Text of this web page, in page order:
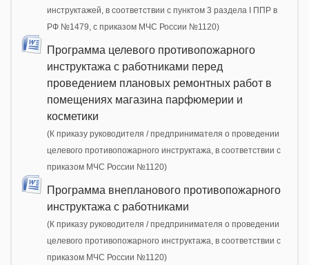
инструктажей, в соответствии с пунктом 3 раздела I ППР в
РФ №1479, с приказом МЧС России №1120)
Программа целевого противопожарного
инструктажа с работниками перед
проведением плановых ремонтных работ в
помещениях магазина парфюмерии и
косметики
(К приказу руководителя / предпринимателя о проведении
целевого противопожарного инструктажа, в соответствии с
приказом МЧС России №1120)
Программа внепланового противопожарного
инструктажа с работниками
(К приказу руководителя / предпринимателя о проведении
целевого противопожарного инструктажа, в соответствии с
приказом МЧС России №1120)